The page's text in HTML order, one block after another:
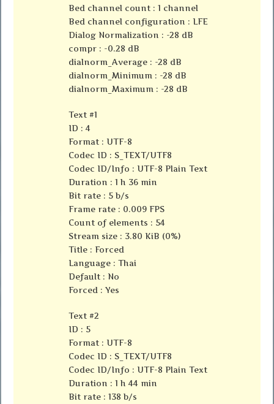
Bed channel count : 1 channel
Bed channel configuration : LFE
Dialog Normalization : -28 dB
compr : -0.28 dB
dialnorm_Average : -28 dB
dialnorm_Minimum : -28 dB
dialnorm_Maximum : -28 dB
Text #1
ID : 4
Format : UTF-8
Codec ID : S_TEXT/UTF8
Codec ID/Info : UTF-8 Plain Text
Duration : 1 h 36 min
Bit rate : 5 b/s
Frame rate : 0.009 FPS
Count of elements : 54
Stream size : 3.80 KiB (0%)
Title : Forced
Language : Thai
Default : No
Forced : Yes
Text #2
ID : 5
Format : UTF-8
Codec ID : S_TEXT/UTF8
Codec ID/Info : UTF-8 Plain Text
Duration : 1 h 44 min
Bit rate : 138 b/s